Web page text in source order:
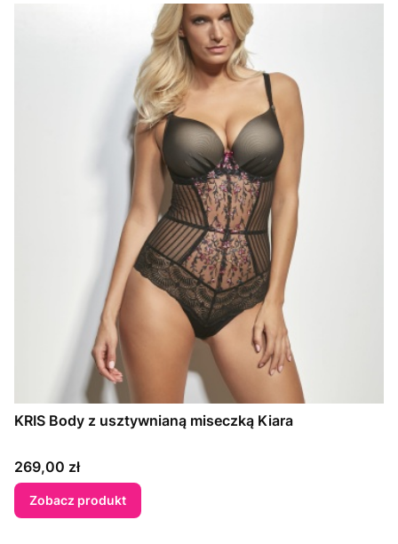
KRIS Body z usztywnianą miseczką Kiara
Cena
269,00 zł
Zobacz produkt